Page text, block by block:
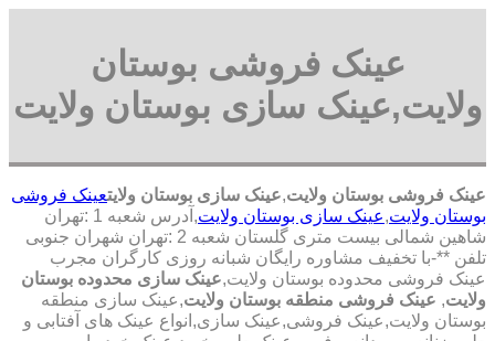
عینک فروشی بوستان
ولایت,عینک سازی بوستان ولایت
عینک فروشی بوستان ولایت,عینک سازی بوستان ولایتعینک فروشی
بوستان ولایت,عینک سازی بوستان ولایت
,آدرس شعبه 1 :تهران
شاهین شمالی بیست متری گلستان شعبه 2 :تهران شهران جنوبی
تلفن **-با تخفیف مشاوره رایگان شبانه روزی کارگران مجرب
عینک فروشی محدوده بوستان ولایت,عینک سازی محدوده بوستان
ولایت, عینک فروشی منطقه بوستان ولایت,عینک سازی منطقه
بوستان ولایت,عینک فروشی,عینک سازی,انواع عینک های آفتابی و